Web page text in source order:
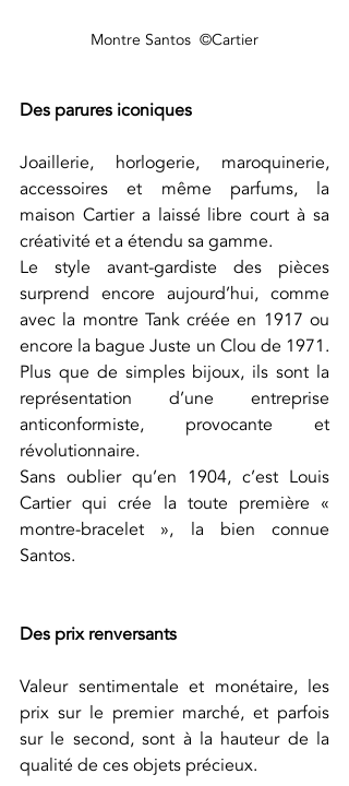
Montre Santos  ©Cartier
Des parures iconiques
Joaillerie, horlogerie, maroquinerie,
accessoires et même parfums, la
maison Cartier a laissé libre court à sa
créativité et a étendu sa gamme.
Le style avant-gardiste des pièces
surprend encore aujourd’hui, comme
avec la montre Tank créée en 1917 ou
encore la bague Juste un Clou de 1971.
Plus que de simples bijoux, ils sont la
représentation d’une entreprise
anticonformiste, provocante et
révolutionnaire.
Sans oublier qu’en 1904, c’est Louis
Cartier qui crée la toute première «
montre-bracelet », la bien connue
Santos.
Des prix renversants
Valeur sentimentale et monétaire, les
prix sur le premier marché, et parfois
sur le second, sont à la hauteur de la
qualité de ces objets précieux.